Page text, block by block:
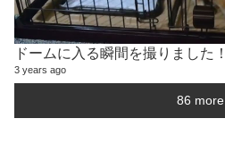
ドームに入る瞬間を撮りました！
3 years ago
86 more